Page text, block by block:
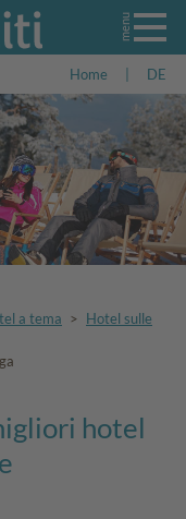
Home DE
a tema > Hotel sulle
hotel